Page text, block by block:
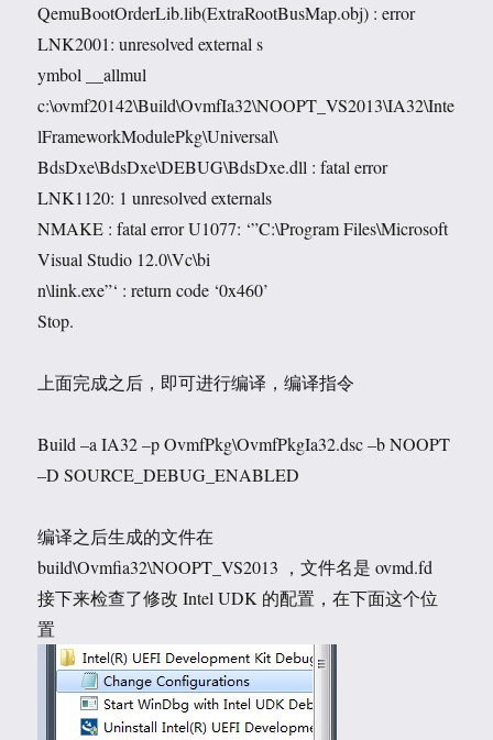
QemuBootOrderLib.lib(ExtraRootBusMap.obj) : error
LNK2001: unresolved external s
ymbol __allmul
c:\ovmf20142\Build\OvmfIa32\NOOPT_VS2013\IA32\Inte
lFrameworkModulePkg\Universal\
BdsDxe\BdsDxe\DEBUG\BdsDxe.dll : fatal error
LNK1120: 1 unresolved externals
NMAKE : fatal error U1077: ‘”C:\Program Files\Microsoft
Visual Studio 12.0\Vc\bi
n\link.exe”‘ : return code ‘0x460’
Stop.
上面完成之后，即可进行编译，编译指令
Build –a IA32 –p OvmfPkg\OvmfPkgIa32.dsc –b NOOPT
–D SOURCE_DEBUG_ENABLED
编译之后生成的文件在
build\Ovmfia32\NOOPT_VS2013 ，文件名是 ovmd.fd
接下来检查了修改 Intel UDK 的配置，在下面这个位
置